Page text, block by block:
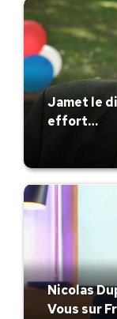
Jamet le
effort…
Nicolas
Vous sur